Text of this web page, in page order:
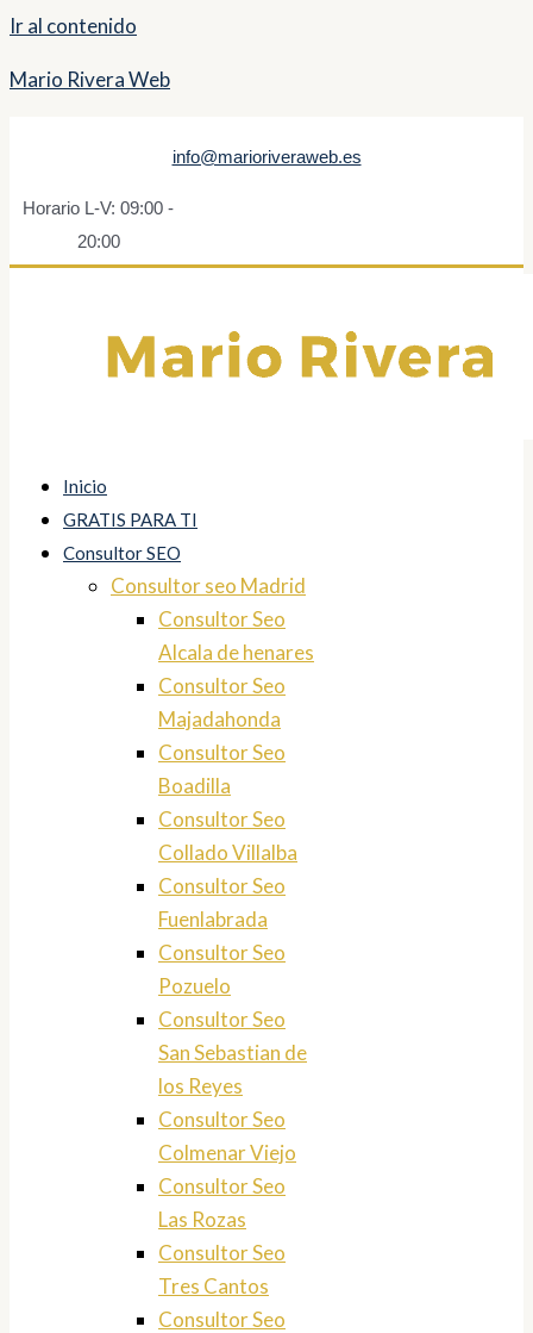
Ir al contenido
Mario Rivera Web
info@marioriveraweb.es
Horario L-V: 09:00 -
20:00
Inicio
GRATIS PARA TI
Consultor SEO
Consultor seo Madrid
Consultor Seo
Alcala de henares
Consultor Seo
Majadahonda
Consultor Seo
Boadilla
Consultor Seo
Collado Villalba
Consultor Seo
Fuenlabrada
Consultor Seo
Pozuelo
Consultor Seo
San Sebastian de
los Reyes
Consultor Seo
Colmenar Viejo
Consultor Seo
Las Rozas
Consultor Seo
Tres Cantos
Consultor Seo